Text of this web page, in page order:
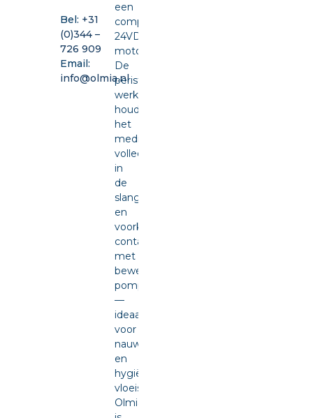
Bel: +31
(0)344 –
726 909
Email:
info@olmia.nl
een
compacte
24VDC-
motor.
De
peristaltische
werking
houdt
het
medium
volledig
in
de
slang
en
voorkomt
contact
met
bewegende
pompdelen
—
ideaal
voor
nauwkeurige
en
hygiënische
vloeistofdosering.
Olmia